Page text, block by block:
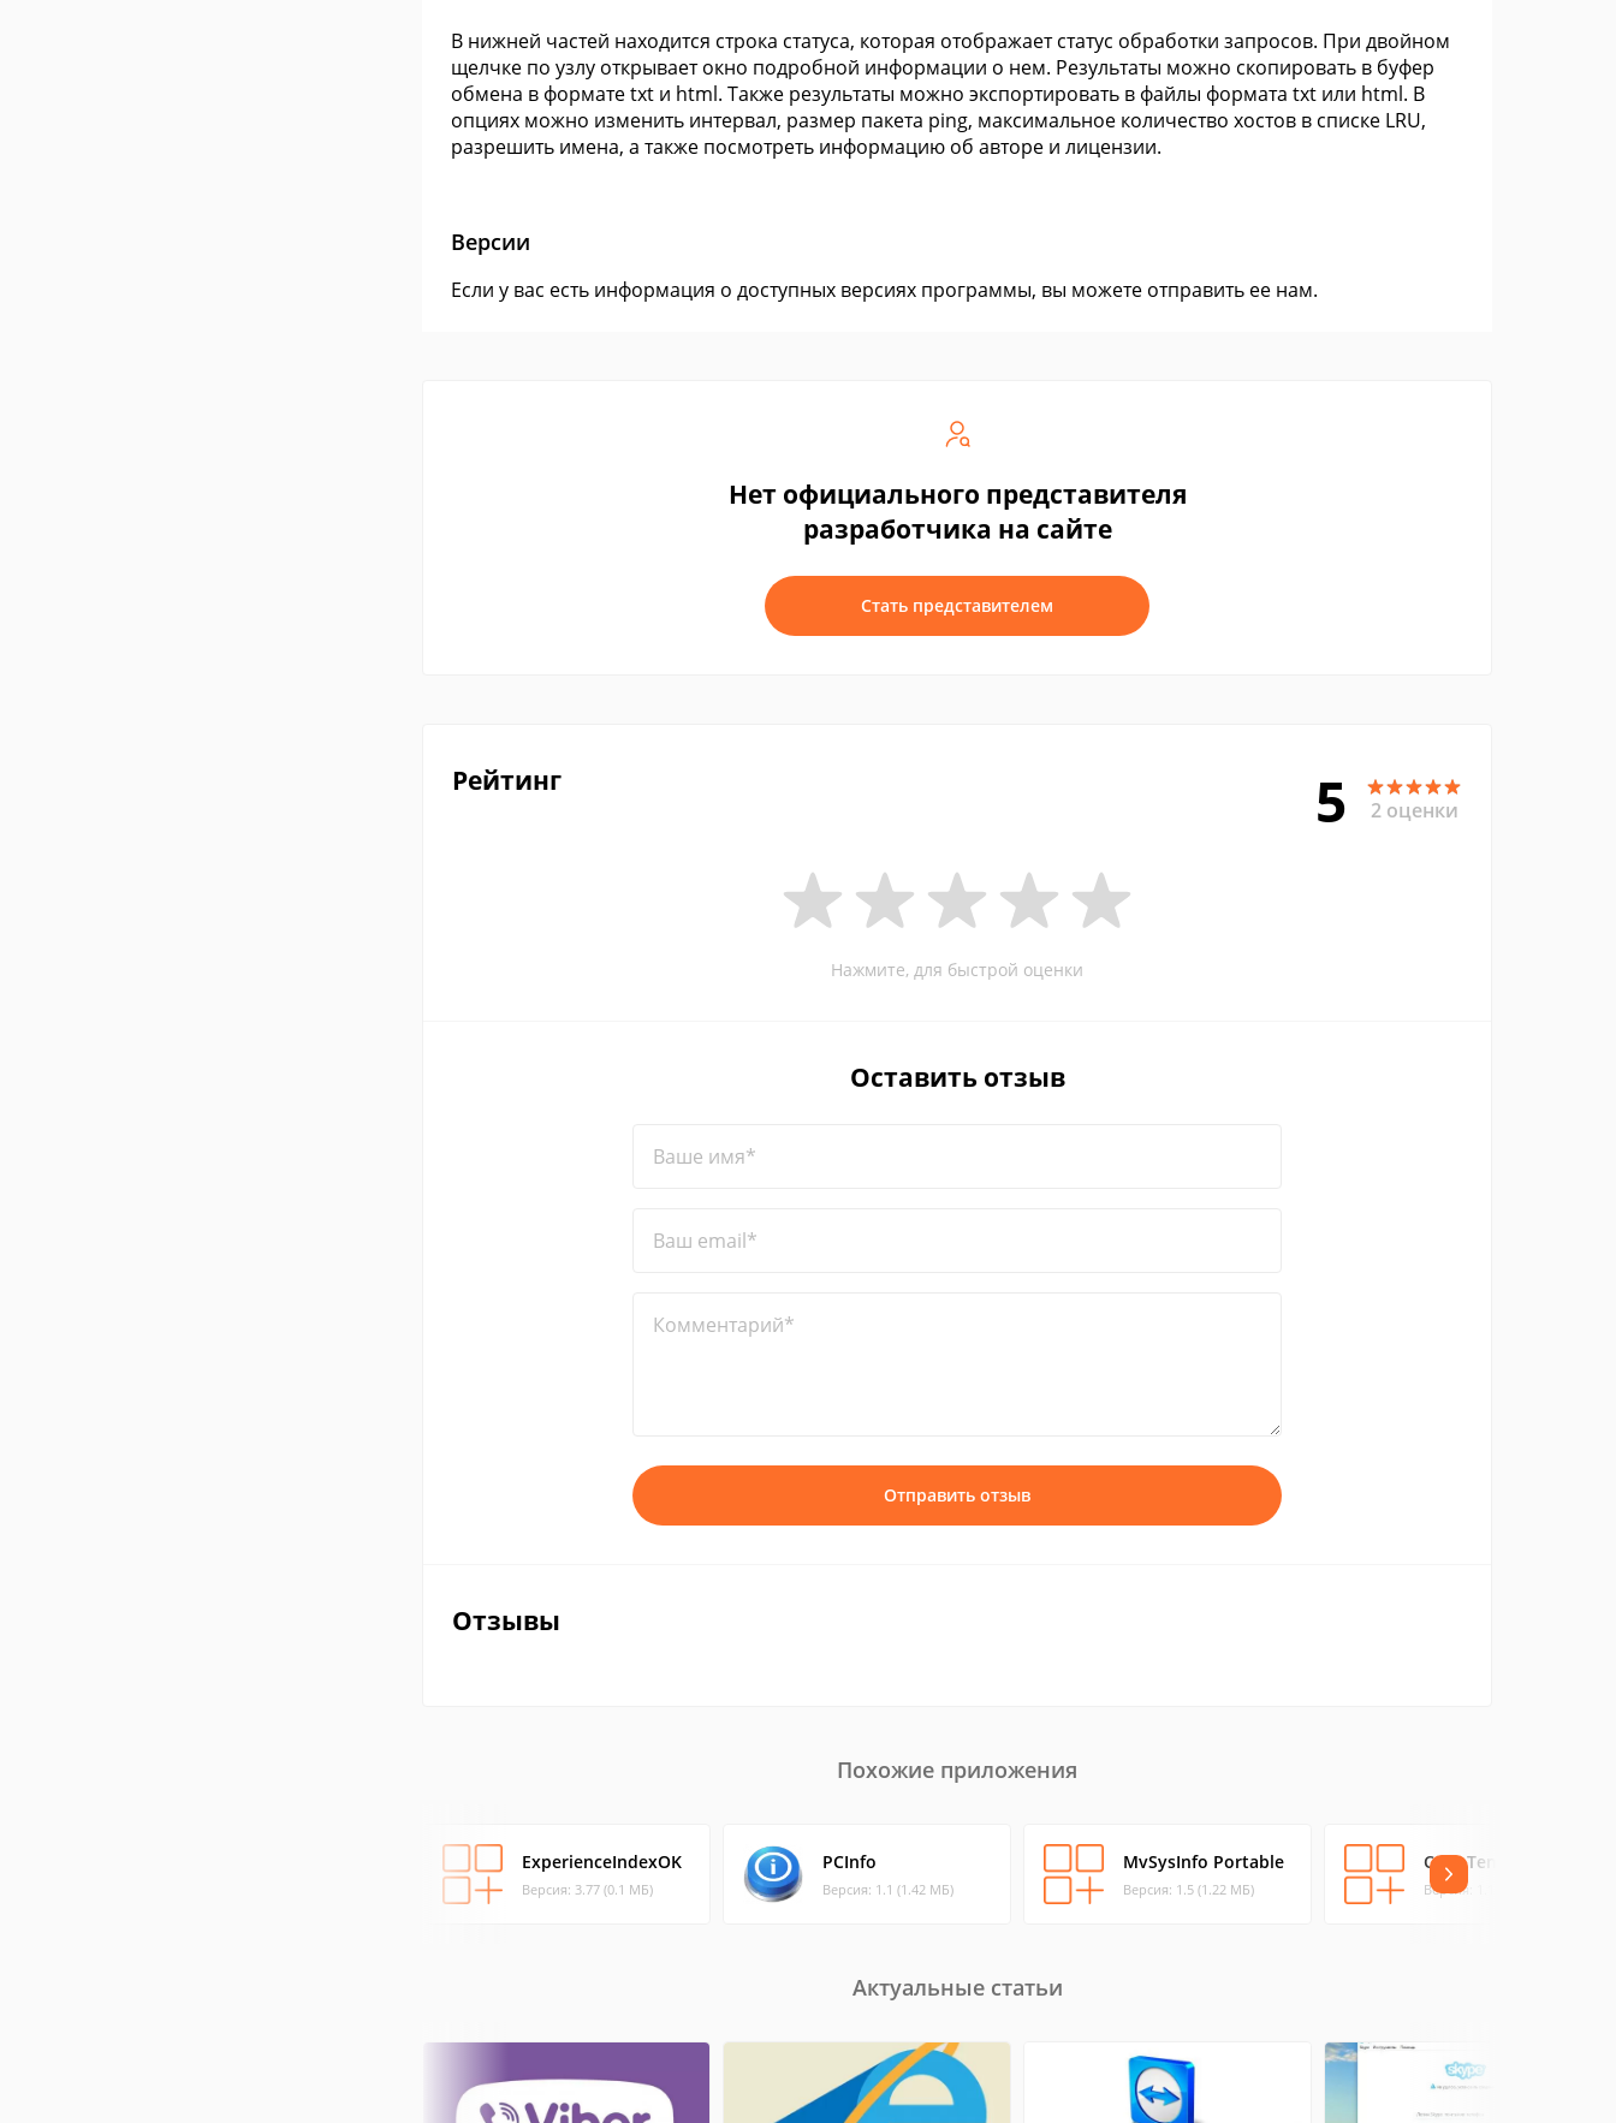
В нижней частей находится строка статуса, которая отображает статус обработки запросов. При двойном
щелчке по узлу открывает окно подробной информации о нем. Результаты можно скопировать в буфер
обмена в формате txt и html. Также результаты можно экспортировать в файлы формата txt или html. В
опциях можно изменить интервал, размер пакета ping, максимальное количество хостов в списке LRU,
разрешить имена, а также посмотреть информацию об авторе и лицензии.
Версии
Если у вас есть информация о доступных версиях программы, вы можете отправить ее нам.
Нет официального представителя
разработчика на сайте
Стать представителем
Рейтинг 5 2 оценки
Нажмите, для быстрой оценки
Оставить отзыв
Ваше имя*
Ваш email*
Комментарий*
Отправить отзыв
Отзывы
Похожие приложения
ExperienceIndexOK
Версия: 3.77 (0.1 МБ)
PCInfo
Версия: 1.1 (1.42 МБ)
MvSysInfo Portable
Версия: 1.5 (1.22 МБ)
Core Temp
Версия: 1.17.1 (1.22 МБ)
Актуальные статьи